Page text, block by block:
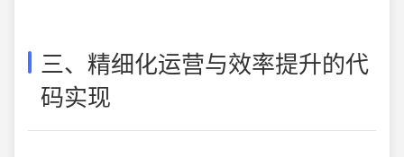
三、精细化运营与效率提升的代
码实现